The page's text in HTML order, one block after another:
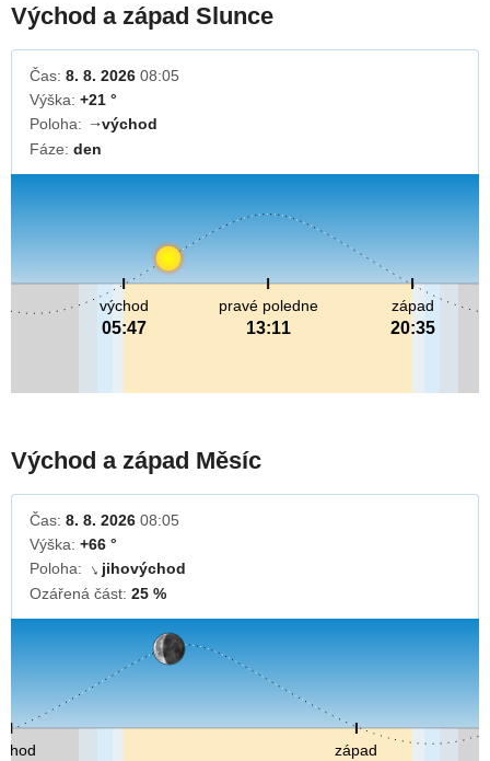
Východ a západ Slunce
Čas: 8. 8. 2026 08:05
Výška: +21 °
Poloha:
↓východ
Fáze: den
pravé poledne
13:11
východ
05:47
západ
20:35
Východ a západ Měsíc
Čas: 8. 8. 2026 08:05
Výška: +66 °
Poloha:
↓ jihovýchod
Ozářená část: 25 %
západ